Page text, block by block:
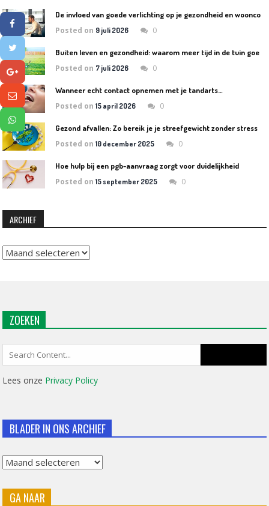
Posted on 9 juli 2026 0
Posted on 7 juli 2026 0
Wanneer echt contact opnemen met je tandarts…
Posted on15 april 2026 0
Gezond afvallen: Zo bereik je je streefgewicht zonder stress
Posted on10 december 2025 0
Hoe hulp bij een pgb-aanvraag zorgt voor duidelijkheid
Posted on15 september 2025 0
ARCHIEF
Archief
ZOEKEN
Lees onze Privacy Policy
BLADER IN ONS ARCHIEF
Blader
ons
GA NAAR